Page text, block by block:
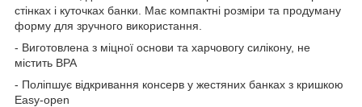
стінках і куточках банки. Має компактні розміри та продуману
форму для зручного використання.
- Виготовлена з міцної основи та харчовогу силікону, не
містить BPA
- Поліпшує відкривання консерв у жестяних банках з кришкою
Easy-open